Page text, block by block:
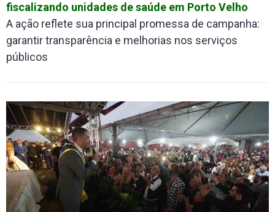
fiscalizando unidades de saúde em Porto Velho
A ação reflete sua principal promessa de campanha:
garantir transparência e melhorias nos serviços
públicos